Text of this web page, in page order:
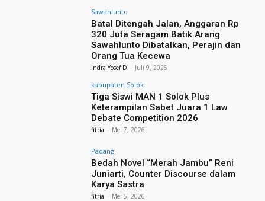
Sawahlunto
Batal Ditengah Jalan, Anggaran Rp
320 Juta Seragam Batik Arang
Sawahlunto Dibatalkan, Perajin dan
Orang Tua Kecewa
Indra Yosef D - Juli 9, 2026
kabupaten Solok
Tiga Siswi MAN 1 Solok Plus
Keterampilan Sabet Juara 1 Law
Debate Competition 2026
fitria - Mei 7, 2026
Padang
Bedah Novel “Merah Jambu” Reni
Juniarti, Counter Discourse dalam
Karya Sastra
fitria - Mei 5, 2026